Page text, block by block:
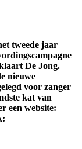
tweede jaar
De Jong.
nieuwe
voor zanger
kat van
een website: